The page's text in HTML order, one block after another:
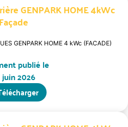
GENPARK HOME 4kWc
Façade
GENPARK HOME 4 kWc (FACADE)
publié le
2026